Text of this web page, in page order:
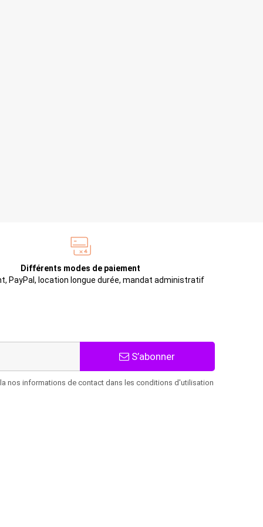
Différents modes de paiement
PayPal, location longue durée, mandat administratif
S’abonner
nos informations de contact dans les conditions d'utilisation